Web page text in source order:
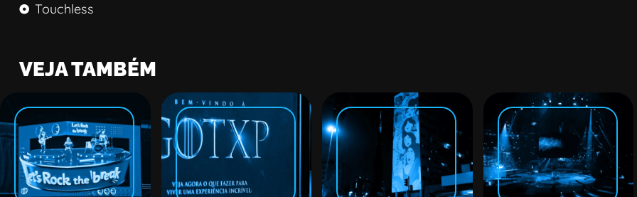
Touchless
VEJA TAMBÉM
MARKETING DE
EXPERIÊNCIA
The Town
VÍDEO MAPPING
CCXP | HBO |
Thrones
VÍDEO MAPPING
SOUND DESIGN
Preparadão
Santander